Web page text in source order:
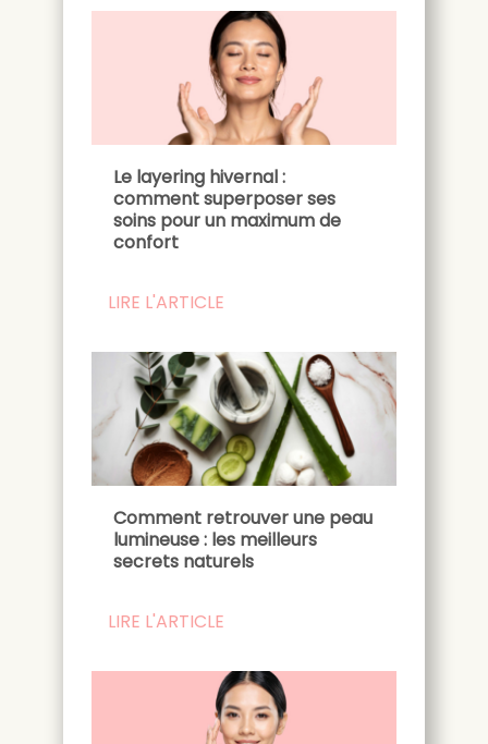
Le layering hivernal :
comment superposer ses
soins pour un maximum de
confort
LIRE L'ARTICLE
Comment retrouver une peau
lumineuse : les meilleurs
secrets naturels
LIRE L'ARTICLE